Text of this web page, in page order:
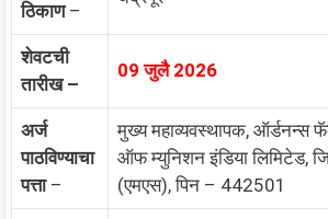
ठिकाण–
शेवटची
तारीख –
09 जुलै 2026
अर्ज
पाठविण्याचा
पत्ता–
मुख्य महाव्यवस्थापक, ऑर्डनन्स
ऑफ म्युनिशन इंडिया लिमिटेड,
(एमएस), पिन – 442501